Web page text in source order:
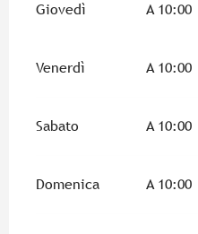
Giovedì A 10:00
Venerdì A 10:00
Sabato A 10:00
Domenica A 10:00